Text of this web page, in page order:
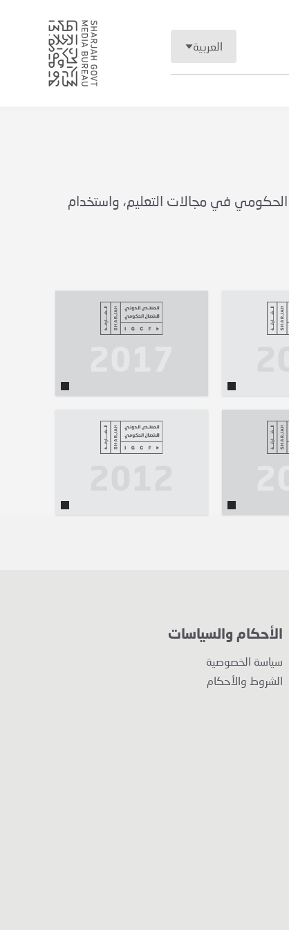
العربية
في مجالات التعليم، واستخدام
الأحكام والسياسات
سياسة الخصوصية
الشروط والأحكام